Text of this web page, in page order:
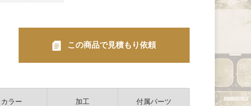
この商品で見積もり依頼
カラー 加工 付属パーツ